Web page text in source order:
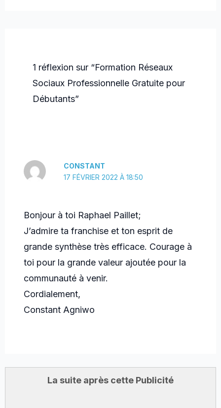
1 réflexion sur “Formation Réseaux
Sociaux Professionnelle Gratuite pour
Débutants”
CONSTANT
17 FÉVRIER 2022 À 18:50
Bonjour à toi Raphael Paillet;
J’admire ta franchise et ton esprit de
grande synthèse très efficace. Courage à
toi pour la grande valeur ajoutée pour la
communauté à venir.
Cordialement,
Constant Agniwo
La suite après cette Publicité